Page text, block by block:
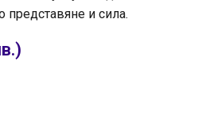
представяне и сила.